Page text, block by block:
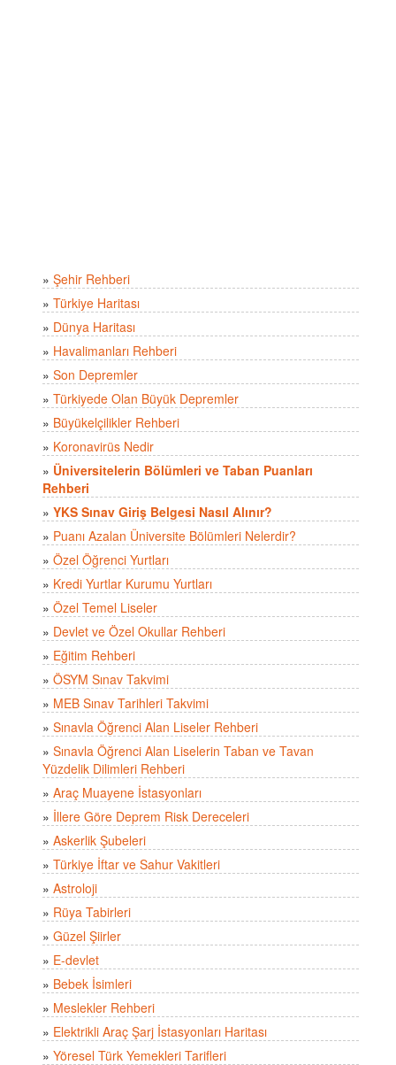
» Şehir Rehberi
» Türkiye Haritası
» Dünya Haritası
» Havalimanları Rehberi
» Son Depremler
» Türkiyede Olan Büyük Depremler
» Büyükelçilikler Rehberi
» Koronavirüs Nedir
» Üniversitelerin Bölümleri ve Taban Puanları
Rehberi
» YKS Sınav Giriş Belgesi Nasıl Alınır?
» Puanı Azalan Üniversite Bölümleri Nelerdir?
» Özel Öğrenci Yurtları
» Kredi Yurtlar Kurumu Yurtları
» Özel Temel Liseler
» Devlet ve Özel Okullar Rehberi
» Eğitim Rehberi
» ÖSYM Sınav Takvimi
» MEB Sınav Tarihleri Takvimi
» Sınavla Öğrenci Alan Liseler Rehberi
» Sınavla Öğrenci Alan Liselerin Taban ve Tavan
Yüzdelik Dilimleri Rehberi
» Araç Muayene İstasyonları
» İllere Göre Deprem Risk Dereceleri
» Askerlik Şubeleri
» Türkiye İftar ve Sahur Vakitleri
» Astroloji
» Rüya Tabirleri
» Güzel Şiirler
» E-devlet
» Bebek İsimleri
» Meslekler Rehberi
» Elektrikli Araç Şarj İstasyonları Haritası
» Yöresel Türk Yemekleri Tarifleri